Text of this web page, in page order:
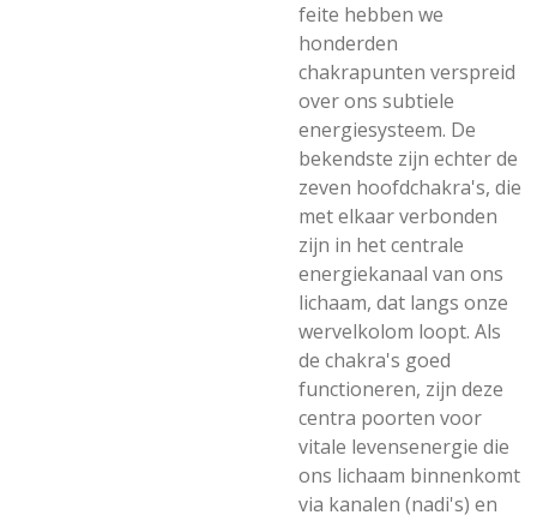
feite hebben we
honderden
chakrapunten verspreid
over ons subtiele
energiesysteem. De
bekendste zijn echter de
zeven hoofdchakra's, die
met elkaar verbonden
zijn in het centrale
energiekanaal van ons
lichaam, dat langs onze
wervelkolom loopt. Als
de chakra's goed
functioneren, zijn deze
centra poorten voor
vitale levensenergie die
ons lichaam binnenkomt
via kanalen (nadi's) en